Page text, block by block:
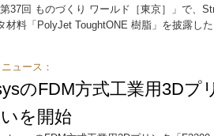
37回 ものづくり ワールド［東京］」で、
材料「PolyJet ToughtONE 樹脂」を披露し
ュース：
のFDM方式工業用3Dプ
を開始